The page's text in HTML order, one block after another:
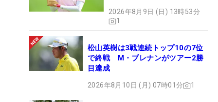
2026年8月9日 (日) 13時53分
1
松山英樹は3戦連続トップ10の7位
で終戦 M・ブレナンがツアー2勝
目達成
2026年8月10日 (月) 07時01分 1